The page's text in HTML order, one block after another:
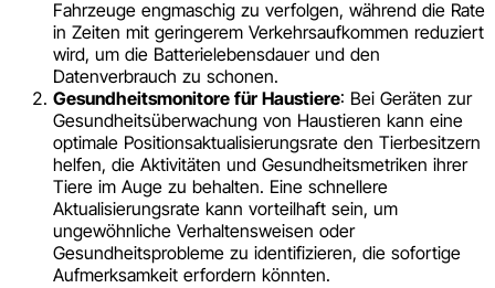
Fahrzeuge engmaschig zu verfolgen, während die Rate
in Zeiten mit geringerem Verkehrsaufkommen reduziert
wird, um die Batterielebensdauer und den
Datenverbrauch zu schonen.
Gesundheitsmonitore für Haustiere: Bei Geräten zur
Gesundheitsüberwachung von Haustieren kann eine
optimale Positionsaktualisierungsrate den Tierbesitzern
helfen, die Aktivitäten und Gesundheitsmetriken ihrer
Tiere im Auge zu behalten. Eine schnellere
Aktualisierungsrate kann vorteilhaft sein, um
ungewöhnliche Verhaltensweisen oder
Gesundheitsprobleme zu identifizieren, die sofortige
Aufmerksamkeit erfordern könnten.